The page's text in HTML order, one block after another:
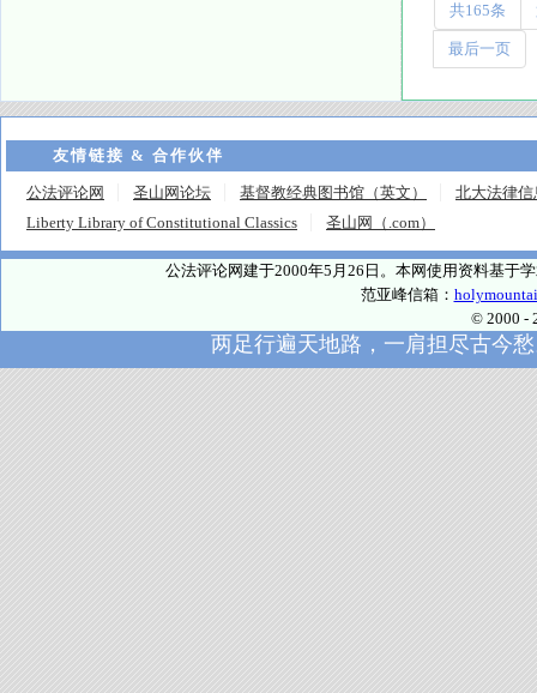
共165条
最后一页
友情链接 & 合作伙伴
公法评论网 圣山网论坛 基督教经典图书馆（英文）
北大法律信
Liberty Library of Constitutional Classics
圣山网（.com）
公法评论网建于2000年5月26日。本网使用资料基于
范亚峰信箱：
© 2000 -
两足行遍天地路，一肩担尽古今